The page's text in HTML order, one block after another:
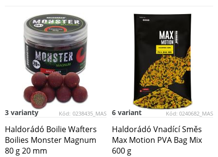
Kód: 0238435_MAS
3 varianty
Haldorádó Boilie Wafters
Boilies Monster Magnum
80 g 20 mm
Kód: 0240682_MAS
6 variant
Haldorádó Vnadící Směs
Max Motion PVA Bag Mix
600 g